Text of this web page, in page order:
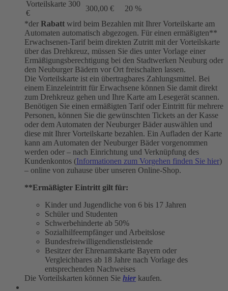
Vorteilskarte 300
€
300,00 €
20 %
*der Rabatt wird beim Bezahlen mit Ihrer Vorteilskarte am
Automaten automatisch abgezogen. Für einen ermäßigten**
Erwachsenen-Tarif beim direkten Zutritt mit der Vorteilskarte
über das Drehkreuz, müssen Sie dies unter Vorlage einer
Ermäßigungsberechtigung bei den Stadtwerken Neuburg oder
den Neuburger Bädern vor Ort freischalten lassen.
Die Vorteilskarte ist ein übertragbares Zahlungsmittel. Bei
einem Einzeleintritt für Erwachsene können Sie damit direkt
zum Drehkreuz gehen und Ihre Karte am Lesegerät scannen.
Benötigen Sie einen ermäßigten Tarif oder Eintritt für mehrere
Personen, können Sie die gewünschten Tickets an der Kasse
oder dem Automaten der Neuburger Bäder auswählen und
diese mit Ihrer Vorteilskarte bezahlen. Ein Aufladen der Karte
kann am Automaten der Neuburger Bäder vorgenommen
werden oder – nach Einrichtung und Verknüpfung des
Kundenkontos (Informationen zum Vorgehen finden Sie hier)
– online von zuhause über unseren Online-Shop.
**Ermäßigter Eintritt gilt für:
Kinder und Jugendliche von 6 bis 17 Jahren
Schüler und Studenten
Schwerbehinderte ab 50%
Sozialhilfeempfänger und Arbeitslose
Bundesfreiwilligendienstleistende
Besitzer der Ehrenamtskarte Bayern oder
Vergleichbares ab 18 Jahre nach Vorlage des
entsprechenden Nachweises
Die Vorteilskarten können Sie hier kaufen.